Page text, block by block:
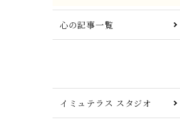
心の記事一覧
イミュテラス スタジオ